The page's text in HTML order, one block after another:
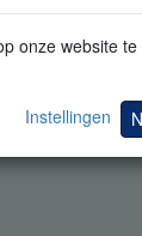
neerwaartse
website te
Instellingen